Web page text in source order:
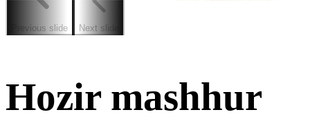
Previous slide Next slide
Hozir mashhur